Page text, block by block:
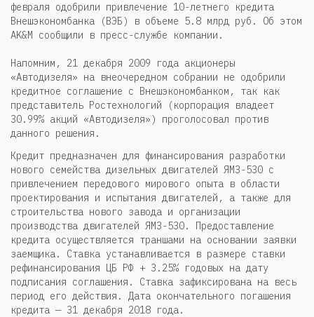
февраля одобрили привлечение 10-летнего кредита
Внешэкономбанка (ВЭБ) в объеме 5.8 млрд руб. Об этом
AK&M сообщили в пресс-службе компании.
Напомним, 21 декабря 2009 года акционеры
«Автодизеля» на внеочередном собрании не одобрили
кредитное соглашение с Внешэкономбанком, так как
представитель Ростехнологий (корпорация владеет
30.99% акций «Автодизеля») проголосовал против
данного решения.
Кредит предназначен для финансирования разработки
нового семейства дизельных двигателей ЯМЗ-530 с
привлечением передового мирового опыта в области
проектирования и испытания двигателей, а также для
строительства нового завода и организации
производства двигателей ЯМЗ-530. Предоставление
кредита осуществляется траншами на основании заявки
заемщика. Ставка устанавливается в размере ставки
рефинансирования ЦБ РФ + 3.25% годовых на дату
подписания соглашения. Ставка зафиксирована на весь
период его действия. Дата окончательного погашения
кредита — 31 декабря 2018 года.